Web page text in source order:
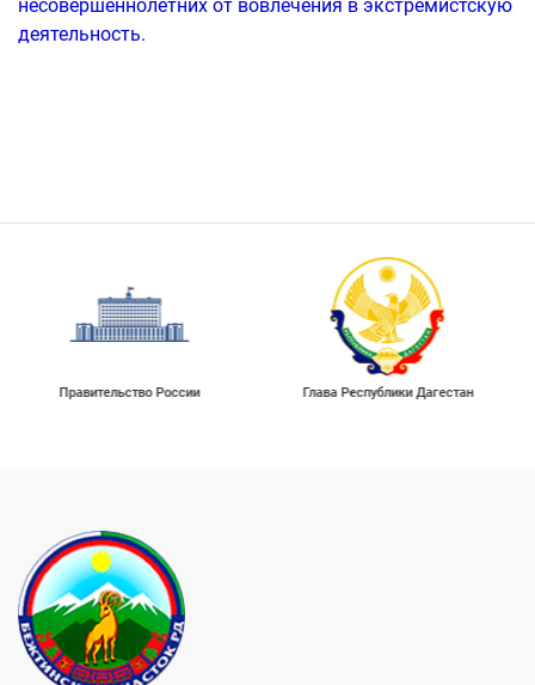
несовершеннолетних от вовлечения в экстремистскую
деятельность.
России Глава Республики Дагестан
Портал